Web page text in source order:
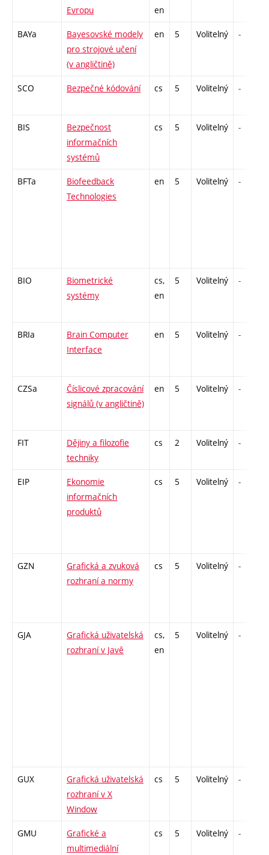
Evropu
en
BAYa
Bayesovské modely
pro strojové učení
(v angličtině)
en 5 Volitelný -
SCO Bezpečné kódování cs 5 Volitelný -
BIS
Bezpečnost
informačních
systémů
cs 5 Volitelný -
BFTa
Biofeedback
Technologies
en 5 Volitelný -
BIO
Biometrické
systémy
cs,
en
5 Volitelný -
BRIa
Brain Computer
Interface
en 5 Volitelný -
CZSa
Číslicové zpracování
signálů (v angličtině)
en 5 Volitelný -
FIT
Dějiny a filozofie
techniky
cs 2 Volitelný -
EIP
Ekonomie
informačních
produktů
cs 5 Volitelný -
GZN
Grafická a zvuková
rozhraní a normy
cs 5 Volitelný -
GJA
Grafická uživatelská
rozhraní v Javě
cs,
en
5 Volitelný -
GUX
Grafická uživatelská
rozhraní v X
Window
cs 5 Volitelný -
GMU
Grafické a
multimediální
cs 5 Volitelný -